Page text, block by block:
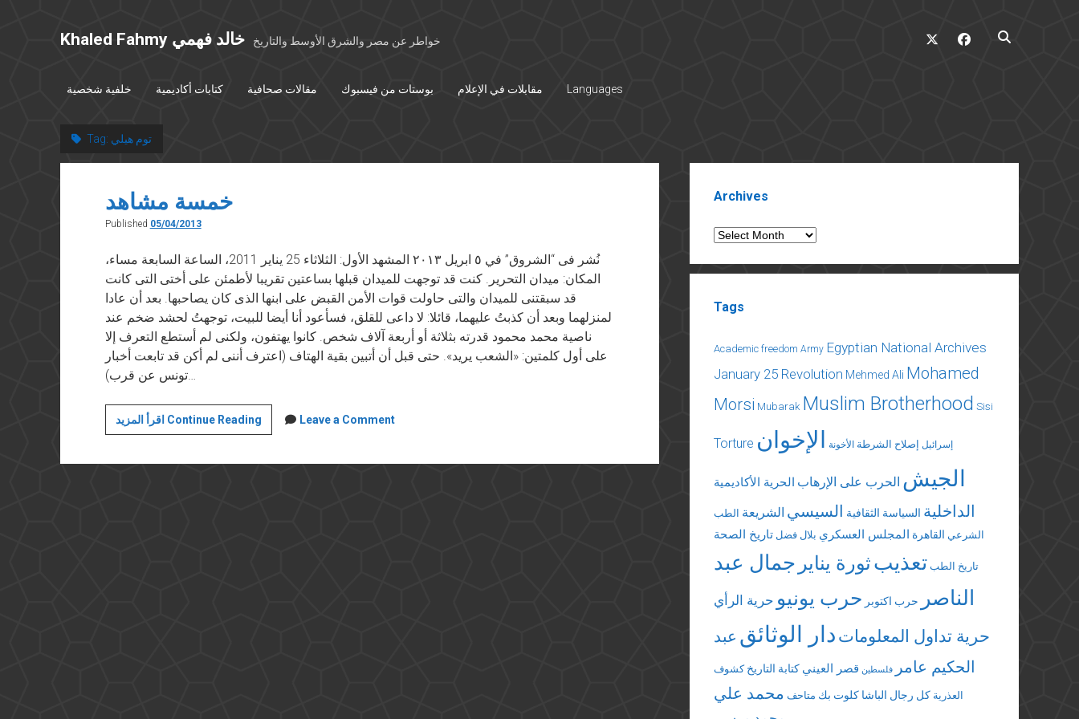
Khaled Fahmy خالد فهمي خواطر عن مصر والشرق الأوسط والتاريخ
twitter facebook
خلفية شخصية كتابات أكاديمية مقالات صحافية بوستات من فيسبوك مقابلات في الإعلام Languages
Tag: توم هيلي
خمسة مشاهد
Published 05/04/2013
نُشر فى “الشروق” في ٥ ابريل ٢٠١٣ المشهد الأول: الثلاثاء 25 يناير 2011، الساعة السابعة مساء،
المكان: ميدان التحرير. كنت قد توجهت للميدان قبلها بساعتين تقريبا لأطمئن على أختى التى كانت
قد سبقتنى للميدان والتى حاولت قوات الأمن القبض على ابنها الذى كان يصاحبها. بعد أن عادا
لمنزلهما وبعد أن كذبتُ عليهما، قائلا: لا داعى للقلق، فسأعود أنا أيضا للبيت، توجهتُ لحشد ضخم عند
ناصية محمد محمود قدرته بثلاثة أو أربعة آلاف شخص. كانوا يهتفون، ولكنى لم أستطع التعرف إلا
على أول كلمتين: «الشعب يريد». حتى قبل أن أتبين بقية الهتاف (اعترف أننى لم أكن قد تابعت أخبار
تونس عن قرب)…
اقرأ المزيد Continue Readingخمسة
مشاهد
Leave a Comment
Archives
Archives
Tags
Academic freedom Army Egyptian National Archives
January 25 Revolution Mehmed Ali Mohamed
Morsi Mubarak Muslim Brotherhood Sisi
Torture إسرائيل إصلاح الشرطة الأخونة الإخوان
الجيش الحرب على الإرهاب الحرية الأكاديمية
الداخلية السياسة الثقافية السيسي الشريعة الطب
الشرعي القاهرة المجلس العسكري بلال فضل تاريخ الصحة
تاريخ الطب تعذيبثورة يناير جمال عبد
الناصر
حرب اكتوبر حرب يونيو حرية الرأي
حرية تداول المعلومات دار الوثائق عبد
الحكيم عامر
فلسطين قصر العيني كتابة التاريخ كشوف
العذرية كل رجال الباشا كلوت بك متاحف محمد علي